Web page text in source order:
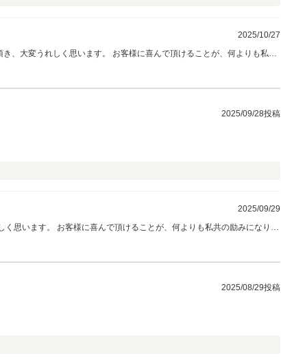
2025/10/27
2025/09/28投稿
2025/09/29
思います。 お客様に喜んで頂けることが、何よりも私共の励みになりま
2025/08/29投稿